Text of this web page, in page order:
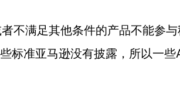
不满足其他条件的产品不能参与
标准亚马逊没有披露，所以一些